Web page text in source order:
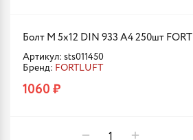
Болт М 5х12 DIN 933 A4 250шт
Артикул: sts011450
Бренд: FORTLUFT
1060 ₽